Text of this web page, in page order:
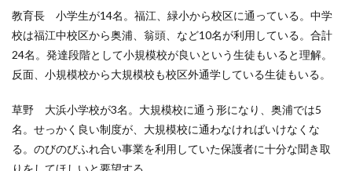
教育長 小学生が14名。福江、緑小から校区に通っている。中学
校は福江中校区から奥浦、翁頭、など10名が利用している。合計
24名。発達段階として小規模校が良いという生徒もいると理解。
反面、小規模校から大規模校も校区外通学している生徒もいる。
草野 大浜小学校が3名。大規模校に通う形になり、奥浦では5
名。せっかく良い制度が、大規模校に通わなければいけなくな
る。のびのびふれ合い事業を利用していた保護者に十分な聞き取
りをしてほしいと要望する。